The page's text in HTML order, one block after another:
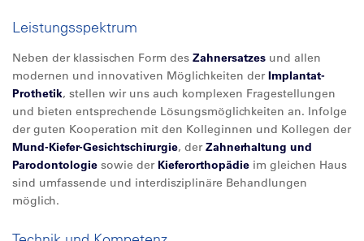
Leistungsspektrum
Neben der klassischen Form des Zahnersatzes und allen
modernen und innovativen Möglichkeiten derImplantat-
Prothetik, stellen wir uns auch komplexen Fragestellungen
und bieten entsprechende Lösungsmöglichkeiten an. Infolge
der guten Kooperation mit den Kolleginnen und Kollegen der
Mund-Kiefer-Gesichtschirurgie, derZahnerhaltung und
Parodontologie sowie der Kieferorthopädie im gleichen Haus
sind umfassende und interdisziplinäre Behandlungen
möglich.